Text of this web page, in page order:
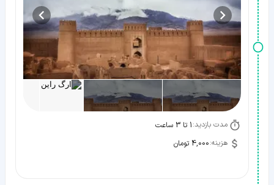
مدت بازدید:1 تا 3 ساعت
هزینه:4,000 تومان